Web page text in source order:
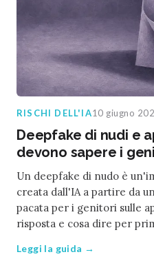
RISCHI DELL'IA10 giugno
Deepfake di nudi e
devono sapere i
Un deepfake di nudo è
creata dall'IA a partire da
pacata per i genitori sulle
risposta e cosa dire per
Leggi la guida →